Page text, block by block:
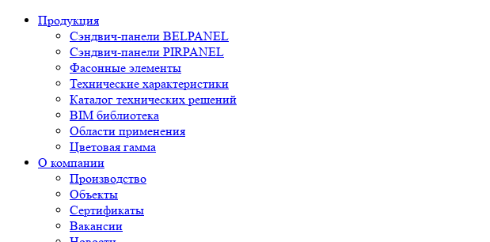
Продукция
Сэндвич-панели BELPANEL
Сэндвич-панели PIRPANEL
Фасонные элементы
Технические характеристики
Каталог технических решений
BIM библиотека
Области применения
Цветовая гамма
О компании
Производство
Объекты
Сертификаты
Вакансии